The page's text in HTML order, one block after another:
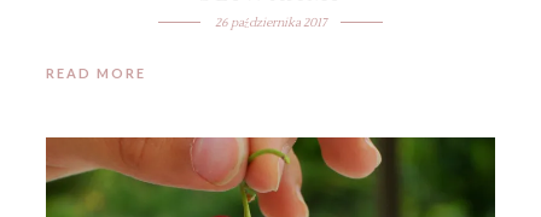
26 października 2017
READ MORE